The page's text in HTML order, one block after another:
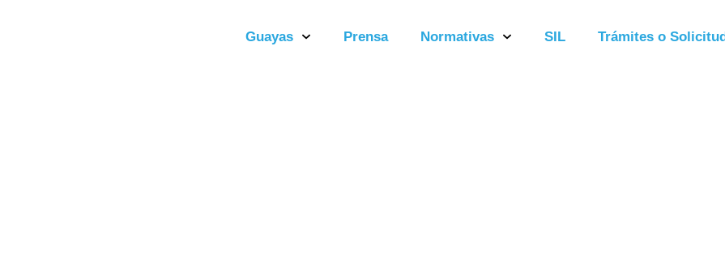
Guayas Prensa Normativas SIL Trámites o